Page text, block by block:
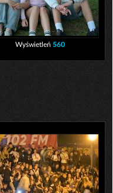
Wyświetleń 560